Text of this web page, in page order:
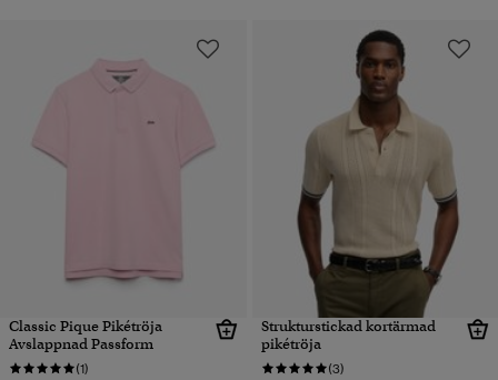
Classic Pique Pikétröja
Avslappnad Passform
(1)
Strukturstickad kortärmad
pikétröja
(3)